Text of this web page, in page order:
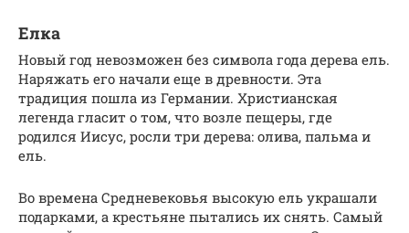
Елка
Новый год невозможен без символа года дерева ель.
Наряжать его начали еще в древности. Эта
традиция пошла из Германии. Христианская
легенда гласит о том, что возле пещеры, где
родился Иисус, росли три дерева: олива, пальма и
ель.
Во времена Средневековья высокую ель украшали
подарками, а крестьяне пытались их снять. Самый